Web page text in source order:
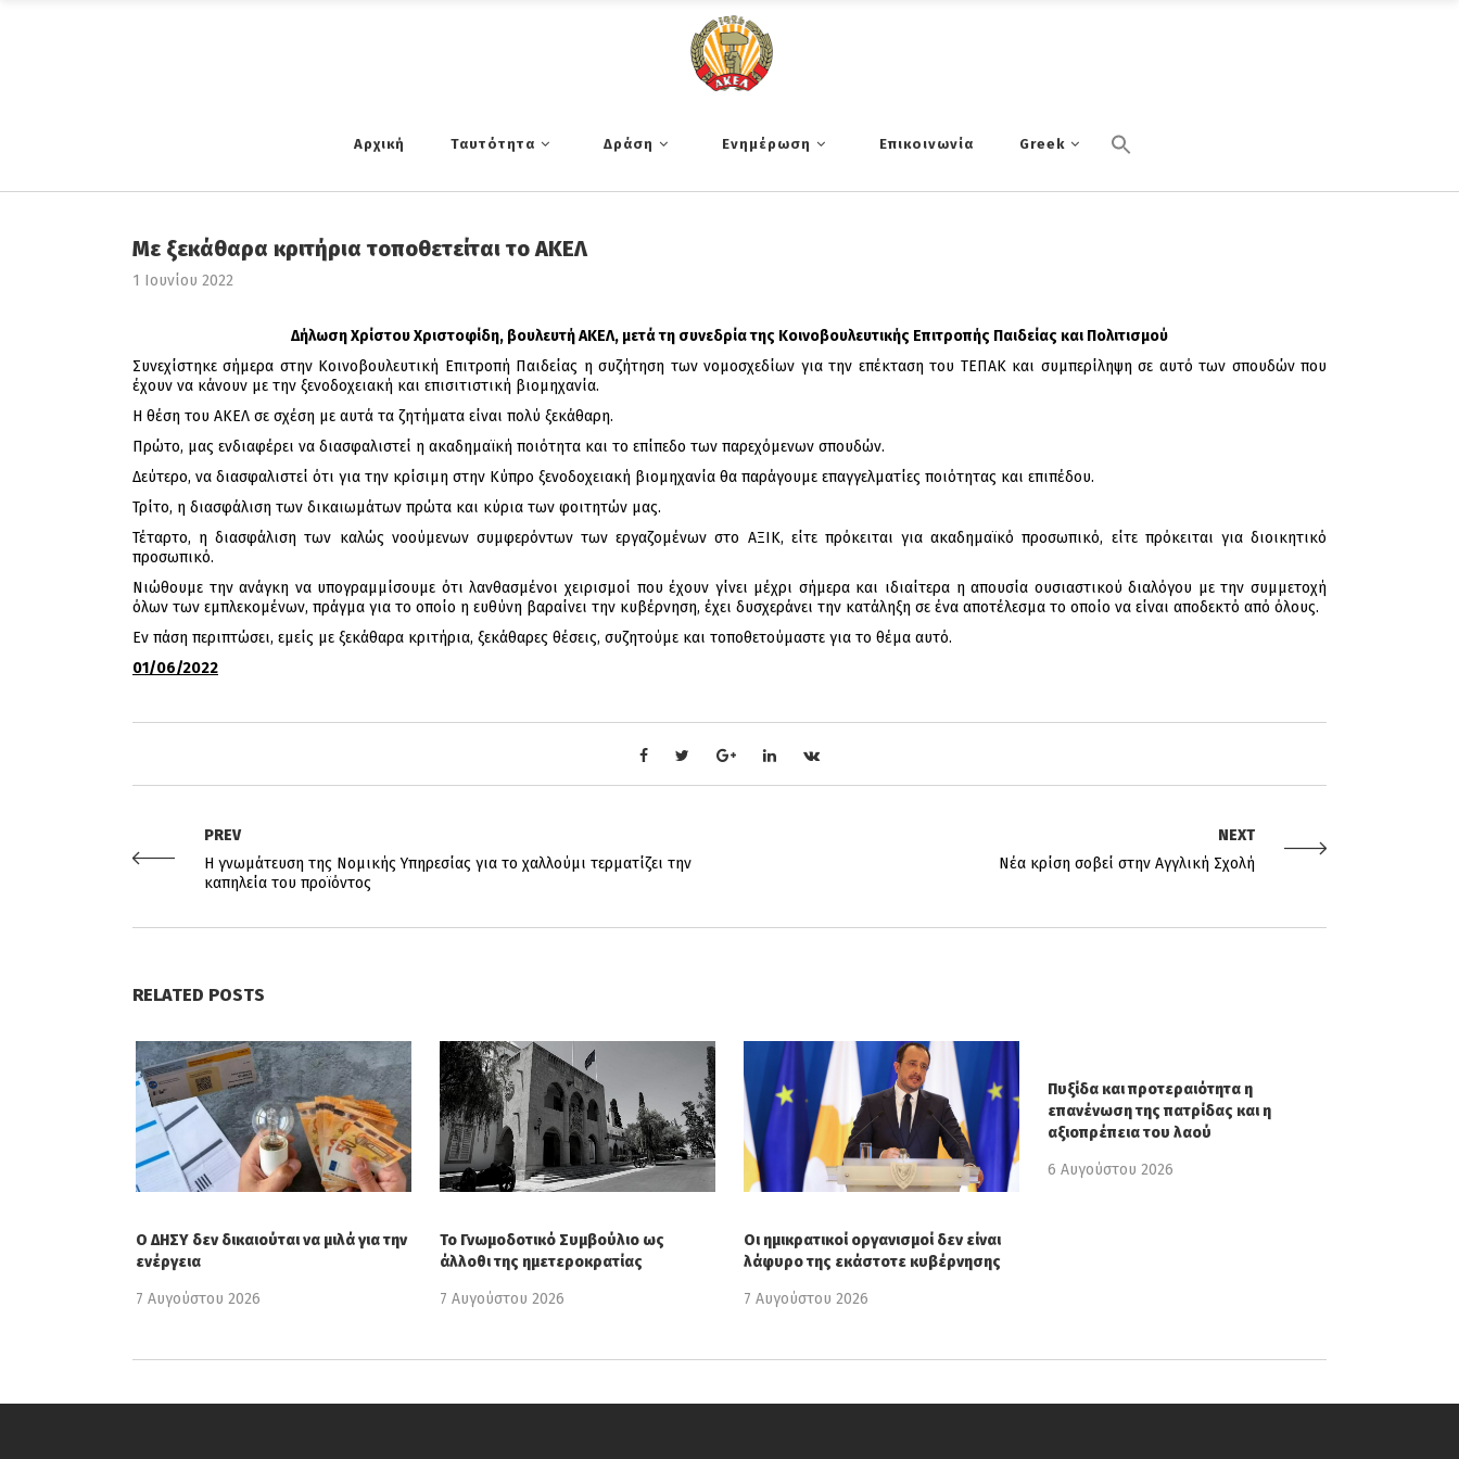
Αρχική Ταυτότητα Δράση Ενημέρωση Επικοινωνία Greek
Με ξεκάθαρα κριτήρια τοποθετείται το ΑΚΕΛ
1 Ιουνίου 2022
Δήλωση Χρίστου Χριστοφίδη, βουλευτή ΑΚΕΛ, μετά τη συνεδρία της Κοινοβουλευτικής Επιτροπής Παιδείας και Πολιτισμού
Συνεχίστηκε σήμερα στην Κοινοβουλευτική Επιτροπή Παιδείας η συζήτηση των νομοσχεδίων για την επέκταση του ΤΕΠΑΚ και συμπερίληψη σε αυτό των σπουδών που
έχουν να κάνουν με την ξενοδοχειακή και επισιτιστική βιομηχανία.
Η θέση του ΑΚΕΛ σε σχέση με αυτά τα ζητήματα είναι πολύ ξεκάθαρη.
Πρώτο, μας ενδιαφέρει να διασφαλιστεί η ακαδημαϊκή ποιότητα και το επίπεδο των παρεχόμενων σπουδών.
Δεύτερο, να διασφαλιστεί ότι για την κρίσιμη στην Κύπρο ξενοδοχειακή βιομηχανία θα παράγουμε επαγγελματίες ποιότητας και επιπέδου.
Τρίτο, η διασφάλιση των δικαιωμάτων πρώτα και κύρια των φοιτητών μας.
Τέταρτο, η διασφάλιση των καλώς νοούμενων συμφερόντων των εργαζομένων στο ΑΞΙΚ, είτε πρόκειται για ακαδημαϊκό προσωπικό, είτε πρόκειται για διοικητικό
προσωπικό.
Νιώθουμε την ανάγκη να υπογραμμίσουμε ότι λανθασμένοι χειρισμοί που έχουν γίνει μέχρι σήμερα και ιδιαίτερα η απουσία ουσιαστικού διαλόγου με την συμμετοχή
όλων των εμπλεκομένων, πράγμα για το οποίο η ευθύνη βαραίνει την κυβέρνηση, έχει δυσχεράνει την κατάληξη σε ένα αποτέλεσμα το οποίο να είναι αποδεκτό από όλους.
Εν πάση περιπτώσει, εμείς με ξεκάθαρα κριτήρια, ξεκάθαρες θέσεις, συζητούμε και τοποθετούμαστε για το θέμα αυτό.
01/06/2022
PREV
Η γνωμάτευση της Νομικής Υπηρεσίας για το χαλλούμι τερματίζει την
καπηλεία του προϊόντος
NEXT
Νέα κρίση σοβεί στην Αγγλική Σχολή
RELATED POSTS
Ο ΔΗΣΥ δεν δικαιούται να μιλά για την
ενέργεια
7 Αυγούστου 2026
Το Γνωμοδοτικό Συμβούλιο ως
άλλοθι της ημετεροκρατίας
7 Αυγούστου 2026
Οι ημικρατικοί οργανισμοί δεν είναι
λάφυρο της εκάστοτε κυβέρνησης
7 Αυγούστου 2026
Πυξίδα και προτεραιότητα η
επανένωση της πατρίδας και η
αξιοπρέπεια του λαού
6 Αυγούστου 2026